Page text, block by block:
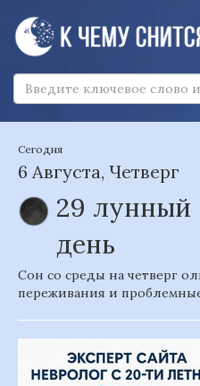
Сегодня
6 Августа, Четверг
29 лунный
день
Сон со среды на четверг
переживания и